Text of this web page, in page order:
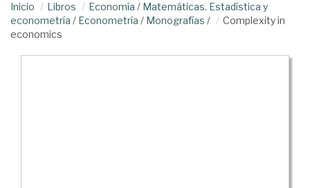
Inicio Libros Economía / Matemáticas. Estadística y
econometría / Econometría / Monografías /
Complexity in
economics